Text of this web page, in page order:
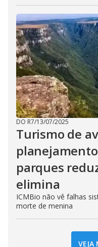
DO R7/13/07/2025
Turismo de
parques
elimina
ICMBio não vê falhas
morte de menina
VEJA